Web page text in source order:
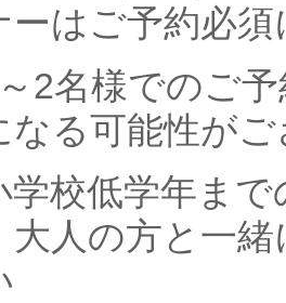
ーはご予約必
2名様でのご予
なる可能性が
校低学年まで
大人の方と一